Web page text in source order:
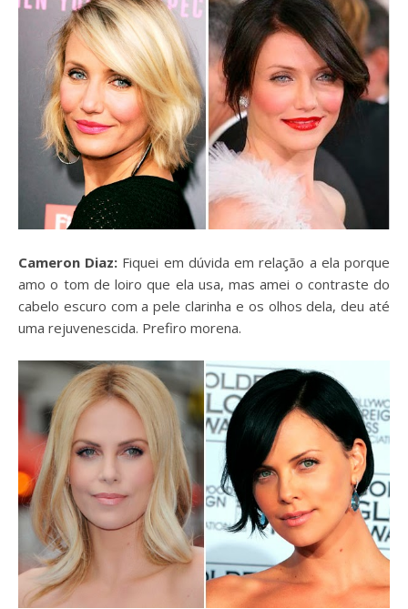
Cameron Diaz: Fiquei em dúvida em relação a ela porque
amo o tom de loiro que ela usa, mas amei o contraste do
cabelo escuro com a pele clarinha e os olhos dela, deu até
uma rejuvenescida. Prefiro morena.